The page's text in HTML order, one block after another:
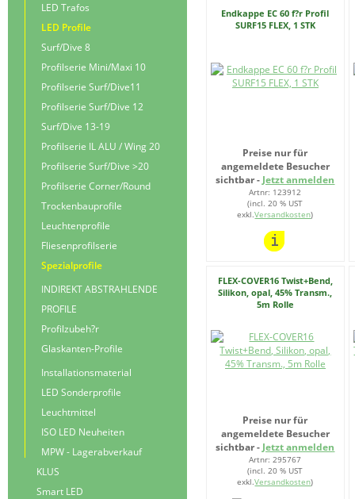
Endkappe EC 60 f?r Profil
SURF15 FLEX, 1 STK
Preise nur für
angemeldete Besucher
sichtbar - Jetzt anmelden
Artnr: 123912
(incl. 20 % UST
exkl.Versandkosten)
FLEX-COVER16 Twist+Bend,
Silikon, opal, 45% Transm.,
5m Rolle
Preise nur für
angemeldete Besucher
sichtbar - Jetzt anmelden
Artnr: 295767
(incl. 20 % UST
exkl.Versandkosten)
LED Trafos
LED Profile
Surf/Dive 8
Profilserie Mini/Maxi 10
Profilserie Surf/Dive11
Profilserie Surf/Dive 12
Surf/Dive 13-19
Profilserie IL ALU / Wing 20
Profilserie Surf/Dive >20
Profilserie Corner/Round
Trockenbauprofile
Leuchtenprofile
Fliesenprofilserie
Spezialprofile
INDIREKT ABSTRAHLENDE
PROFILE
Profilzubeh?r
Glaskanten-Profile
Installationsmaterial
LED Sonderprofile
Leuchtmittel
ISO LED Neuheiten
MPW - Lagerabverkauf
KLUS
Smart LED